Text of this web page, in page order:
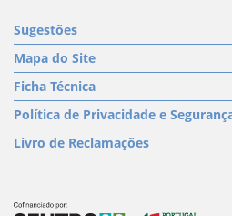
Sugestões
Mapa do Site
Ficha Técnica
Política de Privacidade e
Livro de Reclamações